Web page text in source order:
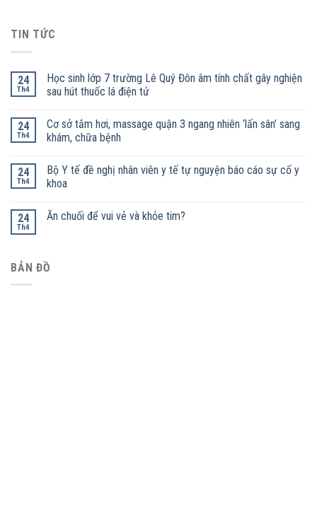
TIN TỨC
24
Th4
Học sinh lớp 7 trường Lê Quý Đôn âm tính chất gây nghiện
sau hút thuốc lá điện tử
24
Th4
Cơ sở tắm hơi, massage quận 3 ngang nhiên ‘lấn sân’ sang
khám, chữa bệnh
24
Th4
Bộ Y tế đề nghị nhân viên y tế tự nguyện báo cáo sự cố y
khoa
24
Th4
Ăn chuối để vui vẻ và khỏe tim?
BẢN ĐỒ